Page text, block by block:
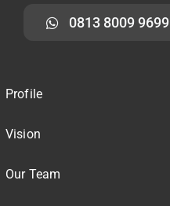
0813 8009 9699
Profile
Vision
Our Team